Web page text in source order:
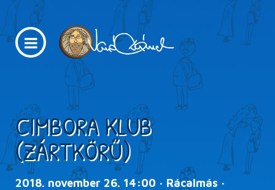
CIMBORA KLUB
(ZÁRTKÖRŰ)
2018. november 26. 14:00 · Rácalmás ·